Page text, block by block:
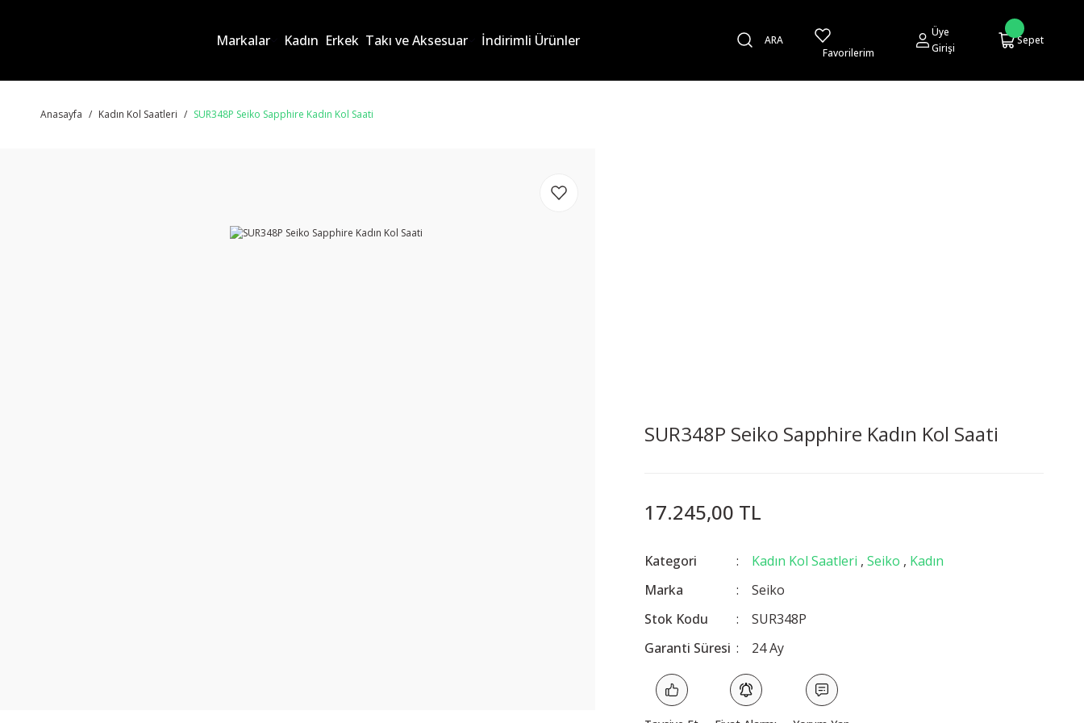
Markalar Kadın Erkek Takı ve Aksesuar İndirimli Ürünler
ARA
Favorilerim
Üye
Girişi
Sepet
Anasayfa Kadın Kol Saatleri SUR348P Seiko Sapphire Kadın Kol Saati
SUR348P Seiko Sapphire Kadın Kol Saati
17.245,00 TL
Kategori Kadın Kol Saatleri , Seiko , Kadın
Marka
Seiko
Stok Kodu
SUR348P
Garanti Süresi
24 Ay